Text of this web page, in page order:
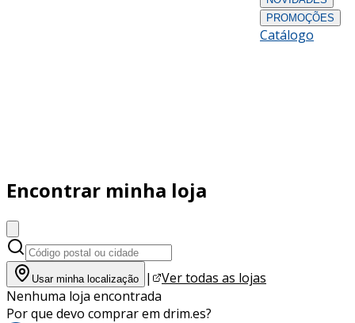
PROMOÇÕES
Catálogo
Encontrar minha loja
Usar minha localização |
Ver todas as lojas
Nenhuma loja encontrada
Por que devo comprar em drim.es?